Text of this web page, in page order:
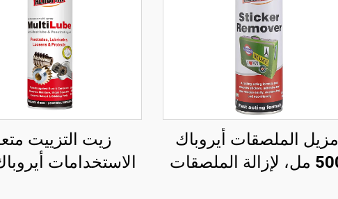
مزيل الملصقات أيروباك
500 مل، لإزالة الملصقات
زيت التزييت